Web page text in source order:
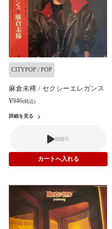
CITYPOP / POP
麻倉未稀 / セクシーエレガンス
¥946(税込)
詳細を見る
視聴可